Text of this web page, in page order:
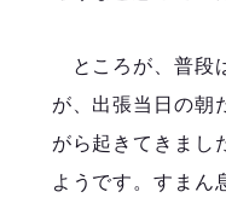
ところが、普段
が、出張当日の朝
がら起きてきまし
ようです。すまん